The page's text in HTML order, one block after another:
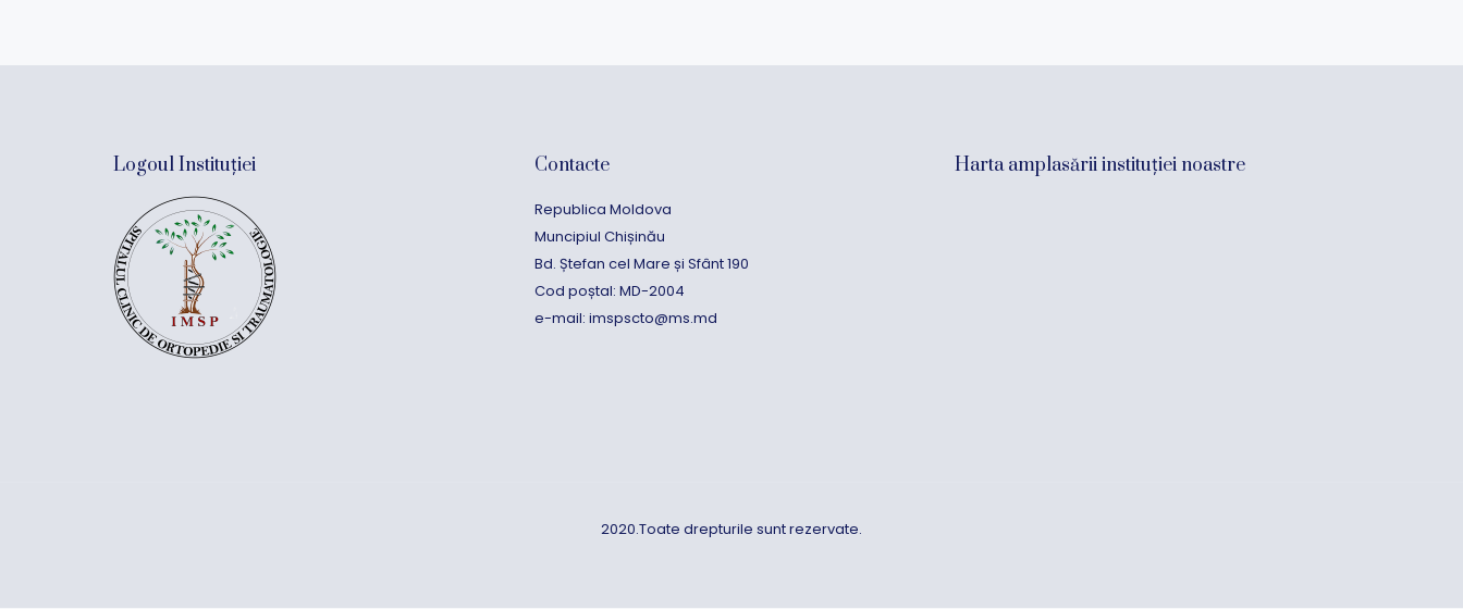
Logoul Instituției Contacte
Republica Moldova
Muncipiul Chișinău
Bd. Ștefan cel Mare și Sfânt 190
Cod poștal: MD-2004
e-mail: imspscto@ms.md
Harta amplasării instituției noastre
2020.Toate drepturile sunt rezervate.